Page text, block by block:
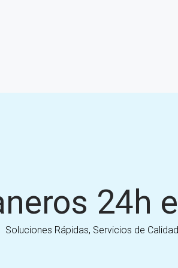
24h
Soluciones Rápidas, Servicios de